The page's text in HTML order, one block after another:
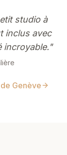
studio à
inclus avec
incroyable."
Genève